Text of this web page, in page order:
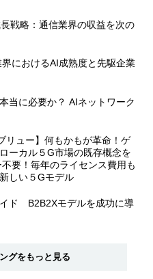
戦略：通信業界の収益を次の
界におけるAI成熟度と先駆企業
当に必要か？ AIネットワーク
リュー】何もかもが革命！ゲ
ーカル５G市場の既存概念を
要！毎年のライセンス費用も
しい５Gモデル
ド B2B2Xモデルを成功に導
グをもっと見る